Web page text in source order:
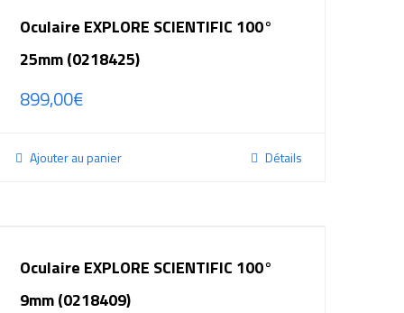
Oculaire EXPLORE SCIENTIFIC 100°
25mm (0218425)
899,00€
Ajouter au panier Détails
Oculaire EXPLORE SCIENTIFIC 100°
9mm (0218409)